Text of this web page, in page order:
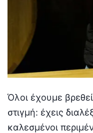
Όλοι έχουμε
στιγμή: έχεις
καλεσμένοι